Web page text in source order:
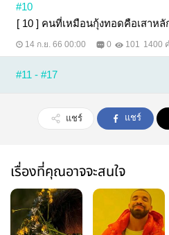
#10
[ 10 ] คนที่เหมือนกุ้งทอดคือเสาห
14 ก.ย. 66 00:00 0 101 1400
#11 - #17
แชร์ แชร์
เรื่องที่คุณอาจจะสนใจ